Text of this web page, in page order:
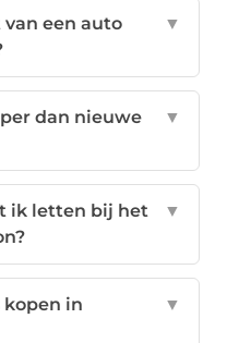
van een auto
▼
dan nieuwe
▼
ik letten bij het
▼
kopen in
▼